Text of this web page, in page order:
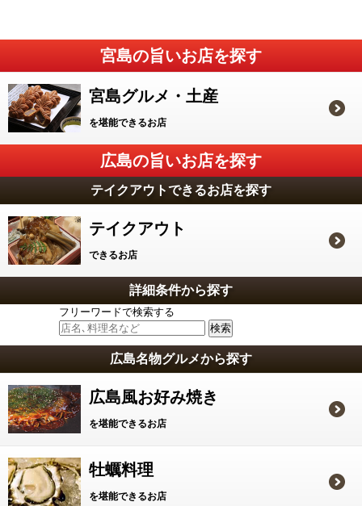
宮島の旨いお店を探す
宮島グルメ・土産
を堪能できるお店
広島の旨いお店を探す
テイクアウトできるお店を探す
テイクアウト
できるお店
詳細条件から探す
フリーワードで検索する
広島名物グルメから探す
広島風お好み焼き
を堪能できるお店
牡蠣料理
を堪能できるお店